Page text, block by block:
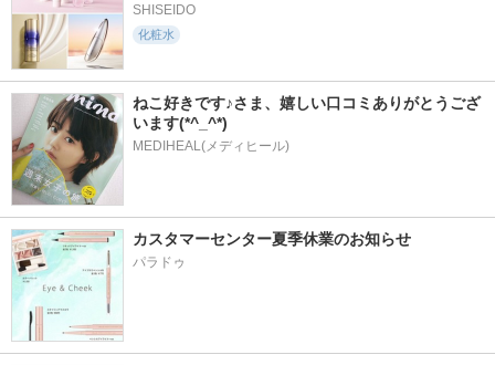
SHISEIDO
化粧水
ねこ好きです♪さま、嬉しい口コミありがとうござ
います(*^_^*)
MEDIHEAL(メディヒール)
カスタマーセンター夏季休業のお知らせ
パラドゥ